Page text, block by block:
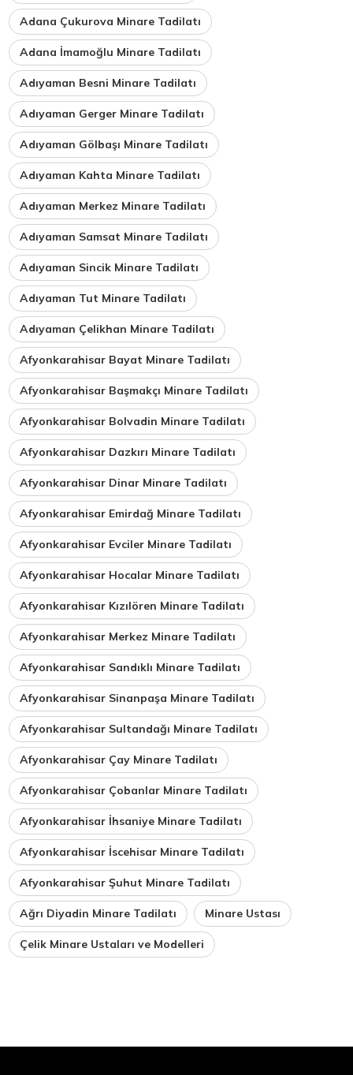
Adana Çukurova Minare Tadilatı
Adana İmamoğlu Minare Tadilatı
Adıyaman Besni Minare Tadilatı
Adıyaman Gerger Minare Tadilatı
Adıyaman Gölbaşı Minare Tadilatı
Adıyaman Kahta Minare Tadilatı
Adıyaman Merkez Minare Tadilatı
Adıyaman Samsat Minare Tadilatı
Adıyaman Sincik Minare Tadilatı
Adıyaman Tut Minare Tadilatı
Adıyaman Çelikhan Minare Tadilatı
Afyonkarahisar Bayat Minare Tadilatı
Afyonkarahisar Başmakçı Minare Tadilatı
Afyonkarahisar Bolvadin Minare Tadilatı
Afyonkarahisar Dazkırı Minare Tadilatı
Afyonkarahisar Dinar Minare Tadilatı
Afyonkarahisar Emirdağ Minare Tadilatı
Afyonkarahisar Evciler Minare Tadilatı
Afyonkarahisar Hocalar Minare Tadilatı
Afyonkarahisar Kızılören Minare Tadilatı
Afyonkarahisar Merkez Minare Tadilatı
Afyonkarahisar Sandıklı Minare Tadilatı
Afyonkarahisar Sinanpaşa Minare Tadilatı
Afyonkarahisar Sultandağı Minare Tadilatı
Afyonkarahisar Çay Minare Tadilatı
Afyonkarahisar Çobanlar Minare Tadilatı
Afyonkarahisar İhsaniye Minare Tadilatı
Afyonkarahisar İscehisar Minare Tadilatı
Afyonkarahisar Şuhut Minare Tadilatı
Ağrı Diyadin Minare Tadilatı Minare Ustası
Çelik Minare Ustaları ve Modelleri